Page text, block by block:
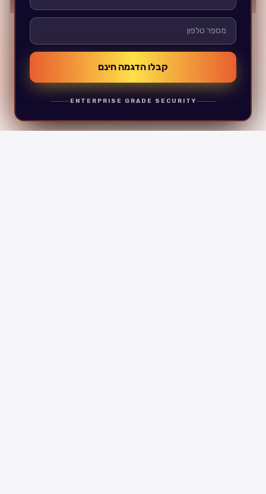
קבלו הדגמה חינם
ENTERPRISE GRADE SECURITY
דק' קריאה
מערכת LMS ל-AML והלבנת הון — הדרכות ציות
לבנקים ולביטוח (2026)
והלבנת הון: עמידה בחוק, הסמכות סוכנים, מסלולי ביקורת לבנק
קראו את המאמר המלא